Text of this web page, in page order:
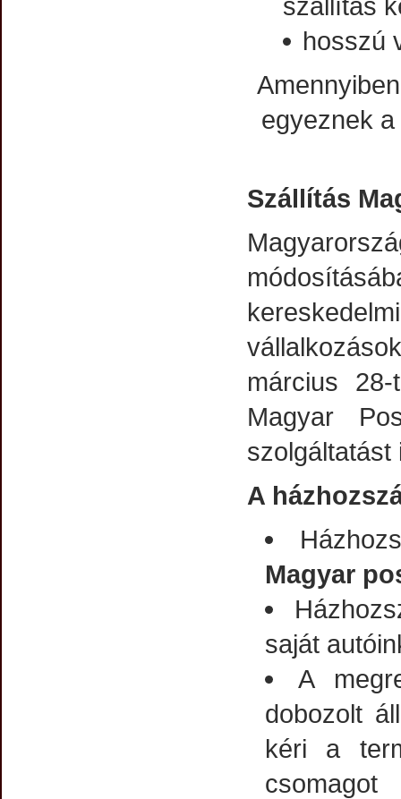
hosszú
egyeznek
Szállítás
március
Magyar
szolgáltatást
A
Magyar
saját
A
dobozolt
kéri a